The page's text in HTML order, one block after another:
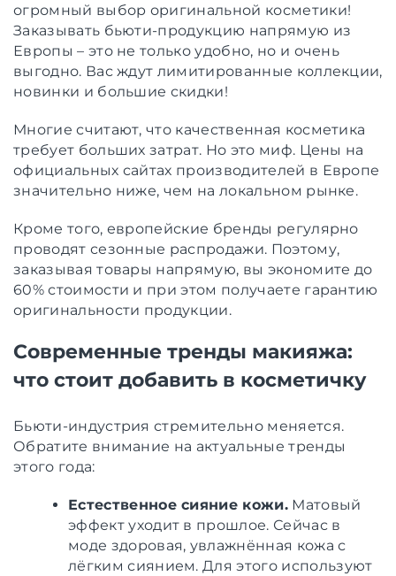
огромный выбор оригинальной косметики!
Заказывать бьюти-продукцию напрямую из
Европы – это не только удобно, но и очень
выгодно. Вас ждут лимитированные коллекции,
новинки и большие скидки!
Многие считают, что качественная косметика
требует больших затрат. Но это миф. Цены на
официальных сайтах производителей в Европе
значительно ниже, чем на локальном рынке.
Кроме того, европейские бренды регулярно
проводят сезонные распродажи. Поэтому,
заказывая товары напрямую, вы экономите до
60% стоимости и при этом получаете гарантию
оригинальности продукции.
Современные тренды макияжа:
что стоит добавить в косметичку
Бьюти-индустрия стремительно меняется.
Обратите внимание на актуальные тренды
этого года:
Естественное сияние кожи. Матовый
эффект уходит в прошлое. Сейчас в
моде здоровая, увлажнённая кожа с
лёгким сиянием. Для этого используют